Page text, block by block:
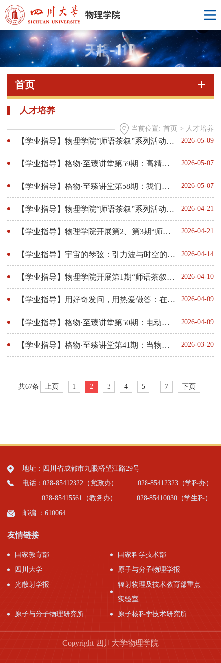
首页
人才培养
当前位置: 首页 > 人才培养
【学业指导】物理学院“师语茶叙”系列活动第6期预告 2026-05-09
【学业指导】格物·至臻讲堂第59期：高精度天体测量中的双星探测 2026-05-07
【学业指导】格物·至臻讲堂第58期：我们如何定位宇宙 2026-05-07
【学业指导】物理学院“师语茶叙”系列活动第4期预告 2026-04-21
【学业指导】物理学院开展第2、第3期“师语茶叙”系列活动 2026-04-21
【学业指导】宇宙的琴弦：引力波与时空的震颤 2026-04-14
【学业指导】物理学院开展第1期“师语茶叙”系列活动 2026-04-10
【学业指导】用好奇发问，用热爱做答：在电源芯片设计中遇见自己 2026-04-09
【学业指导】格物·至臻讲堂第50期：电动力学学习的逻辑与方法 2026-04-09
【学业指导】格物·至臻讲堂第41期：当物理世界的数学化历程遇上数据驱动的机器学习 2026-03-20
共67条 上页 1 2 3 4 5 7 下页
地址：四川省成都市九眼桥望江路29号
电话：028-85412322（党政办）
028-85412323（学科办）
028-85415561（教务办）
028-85410030（学生科）
邮编 ：610064
友情链接
国家教育部
国家科学技术部
四川大学
原子与分子物理学报
光散射学报
辐射物理及技术教育部重点
实验室
原子与分子物理研究所
原子核科学技术研究所
Copyright 四川大学物理学院